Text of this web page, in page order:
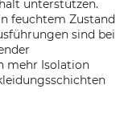
unterstützen.
feuchtem Zustand
sind bei
mehr Isolation